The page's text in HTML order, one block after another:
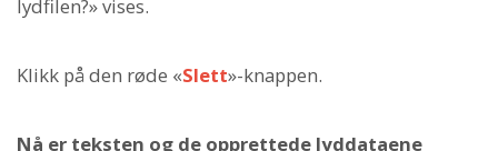
lydfilen?» vises.
Klikk på den røde «Slett»-knappen.
Nå er teksten og de opprettede lyddataene